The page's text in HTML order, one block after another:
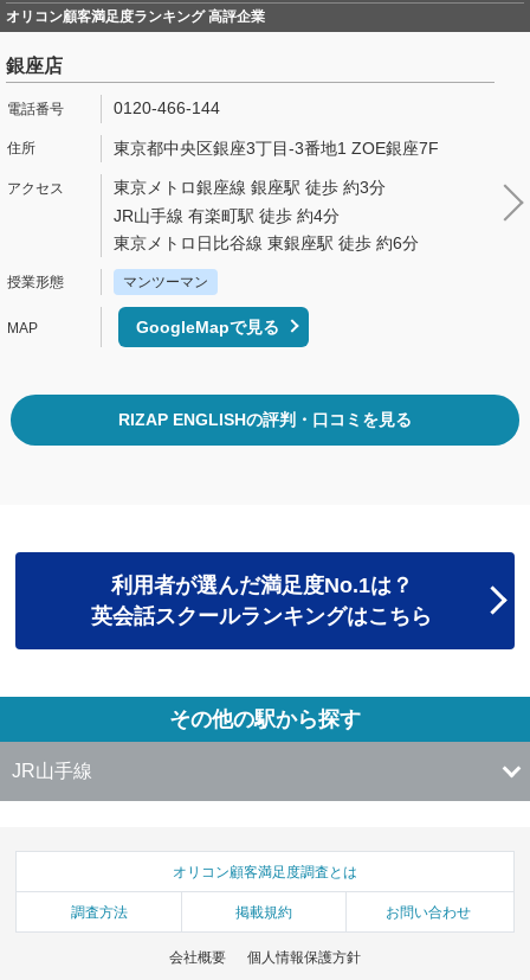
オリコン顧客満足度ランキング 高評企業
銀座店
0120-466-144
東京都中央区銀座3丁目-3番地1 ZOE銀座7F
東京メトロ銀座線 銀座駅 徒歩 約3分
JR山手線 有楽町駅 徒歩 約4分
東京メトロ日比谷線 東銀座駅 徒歩 約6分
マンツーマン
GoogleMapで見る
RIZAP ENGLISHの評判・口コミを見る
利用者が選んだ満足度No.1は？
英会話スクールランキングはこちら
その他の駅から探す
JR山手線
オリコン顧客満足度調査とは
調査方法 掲載規約 お問い合わせ
会社概要 個人情報保護方針